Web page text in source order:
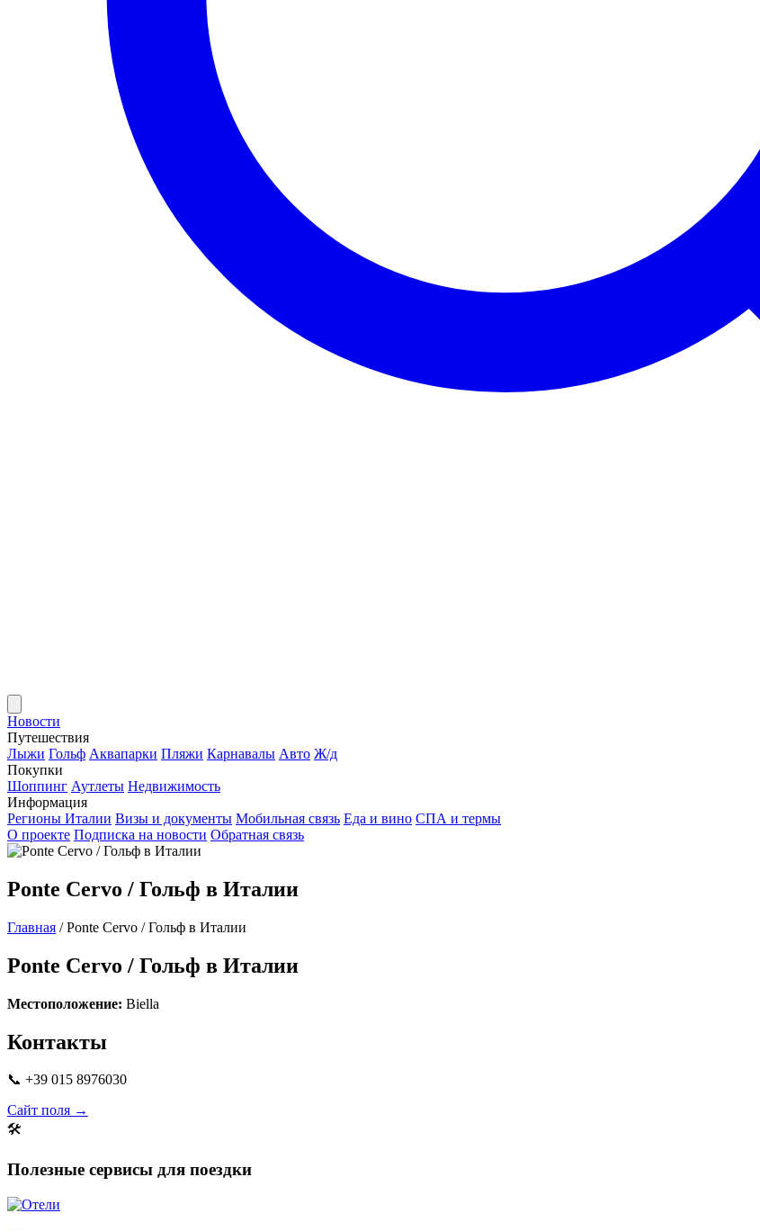
Новости
Путешествия
Лыжи Гольф Аквапарки Пляжи Карнавалы Авто Ж/д
Покупки
Шоппинг Аутлеты Недвижимость
Информация
Регионы Италии Визы и документы Мобильная связь Еда и вино СПА и термы
О проекте Подписка на новости Обратная связь
Ponte Cervo / Гольф в Италии
Главная / Ponte Cervo / Гольф в Италии
Ponte Cervo / Гольф в Италии
Местоположение: Biella
Контакты
📞 +39 015 8976030
Сайт поля →
🛠
Полезные сервисы для поездки